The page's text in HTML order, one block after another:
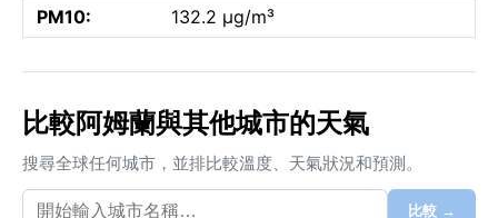
PM10:
132.2 µg/m³
比較阿姆蘭與其他城市的天氣
搜尋全球任何城市，並排比較溫度、天氣狀況和預測。
比較 →